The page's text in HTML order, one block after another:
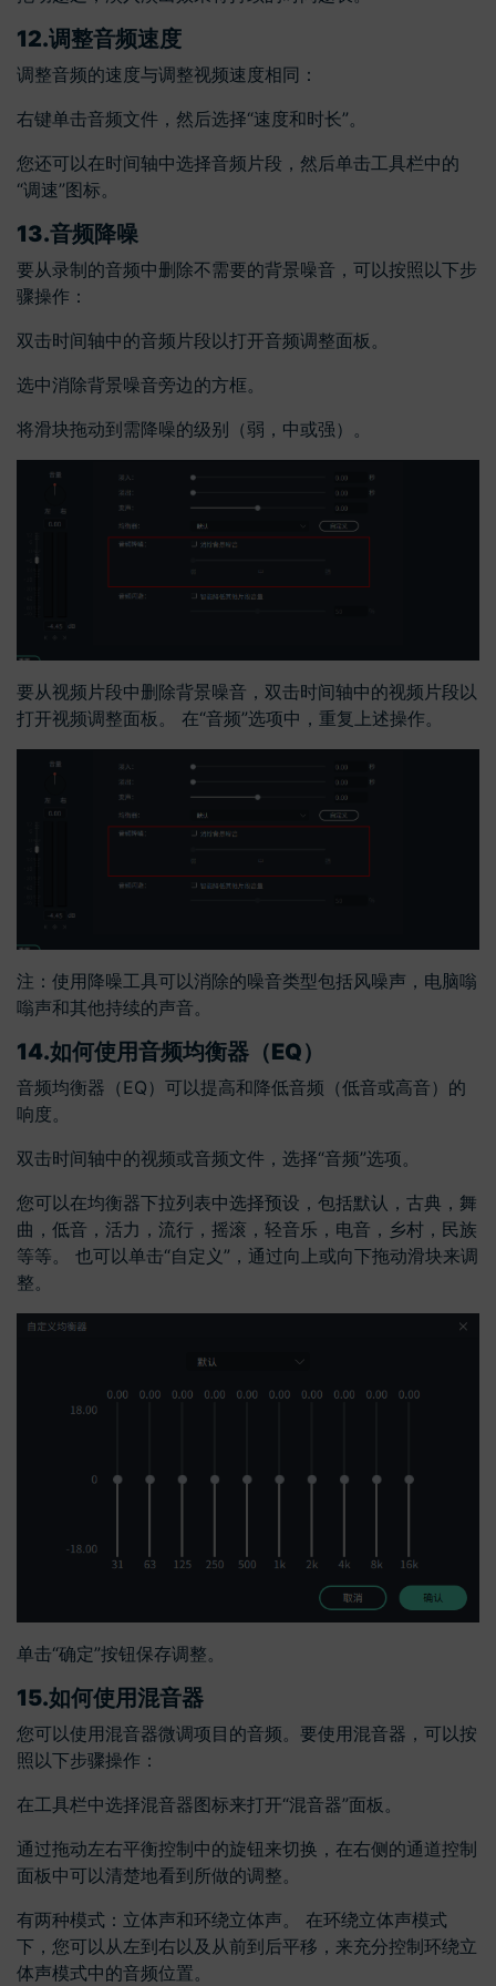
12.调整音频速度
调整音频的速度与调整视频速度相同：
右键单击音频文件，然后选择“速度和时长”。
您还可以在时间轴中选择音频片段，然后单击工具栏中的
“调速”图标。
13.音频降噪
要从录制的音频中删除不需要的背景噪音，可以按照以下步
骤操作：
双击时间轴中的音频片段以打开音频调整面板。
选中消除背景噪音旁边的方框。
将滑块拖动到需降噪的级别（弱，中或强）。
要从视频片段中删除背景噪音，双击时间轴中的视频片段以
打开视频调整面板。 在“音频”选项中，重复上述操作。
注：使用降噪工具可以消除的噪音类型包括风噪声，电脑嗡
嗡声和其他持续的声音。
14.如何使用音频均衡器（EQ）
音频均衡器（EQ）可以提高和降低音频（低音或高音）的
响度。
双击时间轴中的视频或音频文件，选择“音频”选项。
您可以在均衡器下拉列表中选择预设，包括默认，古典，舞
曲，低音，活力，流行，摇滚，轻音乐，电音，乡村，民族
等等。 也可以单击“自定义”，通过向上或向下拖动滑块来调
整。
单击“确定”按钮保存调整。
15.如何使用混音器
您可以使用混音器微调项目的音频。要使用混音器，可以按
照以下步骤操作：
在工具栏中选择混音器图标来打开“混音器”面板。
通过拖动左右平衡控制中的旋钮来切换，在右侧的通道控制
面板中可以清楚地看到所做的调整。
有两种模式：立体声和环绕立体声。 在环绕立体声模式
下，您可以从左到右以及从前到后平移，来充分控制环绕立
体声模式中的音频位置。